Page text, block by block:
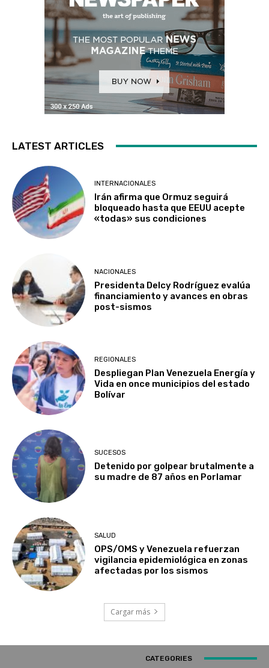
LATEST ARTICLES
INTERNACIONALES
Irán afirma que Ormuz seguirá
bloqueado hasta que EEUU acepte
«todas» sus condiciones
NACIONALES
Presidenta Delcy Rodríguez evalúa
financiamiento y avances en obras
post-sismos
REGIONALES
Despliegan Plan Venezuela Energía y
Vida en once municipios del estado
Bolívar
SUCESOS
Detenido por golpear brutalmente a
su madre de 87 años en Porlamar
SALUD
OPS/OMS y Venezuela refuerzan
vigilancia epidemiológica en zonas
afectadas por los sismos
Cargar más
CATEGORIES